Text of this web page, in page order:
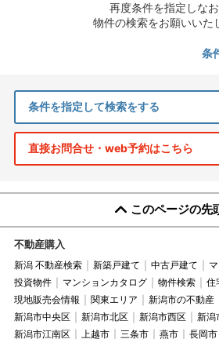
再度条件を指定しな
物件の検索をお願いいた
条
条件を指定して検索をする
直接お問合せ・web予約はこちら
このページの先
不動産購入
新潟 不動産検索 新築戸建て 中古戸建て
投資物件
マンションカタログ 物件検索
住
現地販売会情報
関東エリア 新潟市の不動産
新潟市中央区
新潟市北区 新潟市西区 新潟
新潟市江南区
上越市 三条市 燕市 長岡市